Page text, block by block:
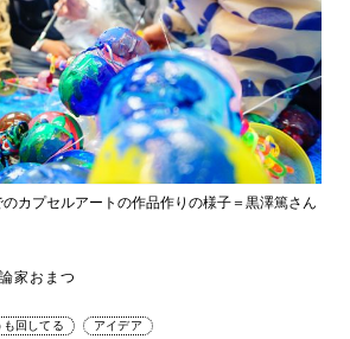
カプセルアートの作品作りの様子＝黒澤篤さん
家おまつ
も回してる アイデア